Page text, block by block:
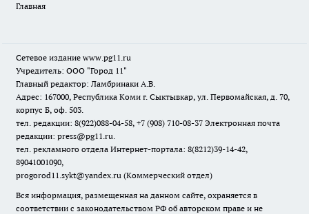
Главная
Сетевое издание www.pg11.ru
Учредитель: ООО "Город 11"
Главный редактор: Ламбринаки А.В.
Адрес: 167000, Республика Коми г. Сыктывкар, ул. Первомайская, д. 70,
корпус Б, оф. 503.
тел. редакции: 8(922)088-04-58, +7 (908) 710-08-37 Электронная почта
редакции: press@pg11.ru.
тел. рекламного отдела Интернет-портала: 8(8212)39-14-42,
89041001090,
progorod11.sykt@yandex.ru (Коммерческий отдел)
Вся информация, размещенная на данном сайте, охраняется в
соответствии с законодательством РФ об авторском праве и не